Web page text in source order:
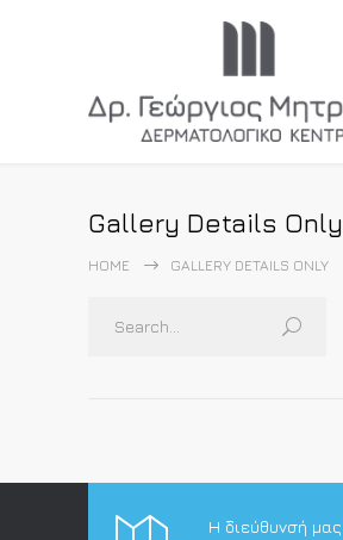
Gallery Details Only
HOME GALLERY DETAILS ONLY
Η διεύθυνσή μας